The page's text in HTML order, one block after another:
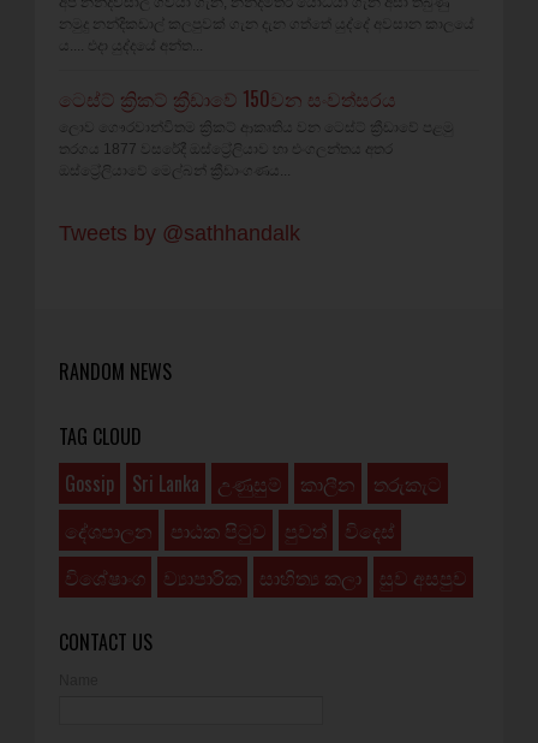
නමුදු නන්දිකඩාල් කලපුවක් ගැන දැන ගත්තේ යුද්දේ අවසාන කාලයේ
ය.... එදා යුද්දයේ අන්ත...
ටෙස්ට් ක්‍රිකට් ක්‍රීඩාවේ 150වන සංවත්සරය
ලොව ගෞරවාන්විතම ක්‍රිකට් ආකෘතිය වන ටෙස්ට් ක්‍රීඩාවේ පළමු
තරගය 1877 වසරේදී ඔස්ට්‍රේලියාව හා එංගලන්තය අතර
ඔස්ට්‍රේලියාවේ මෙල්බන් ක්‍රීඩාංගණය...
Tweets by @sathhandalk
RANDOM NEWS
TAG CLOUD
Gossip
Sri Lanka උණුසුම් කාලීන
තරුකැට
දේශපාලන
පාඨක පිටුව පුවත්
විදෙස්
විශේෂාංග
ව්‍යාපාරික සාහිත්‍ය කලා සුව අසපුව
CONTACT US